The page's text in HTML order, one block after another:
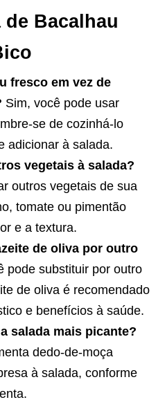
de Bacalhau
fresco em vez de
Sim, você pode usar
se de cozinhá-lo
adicionar à salada.
vegetais à salada?
outros vegetais de sua
tomate ou pimentão
e a textura.
de oliva por outro
pode substituir por outro
de oliva é recomendado
e benefícios à saúde.
salada mais picante?
dedo-de-moça
à salada, conforme